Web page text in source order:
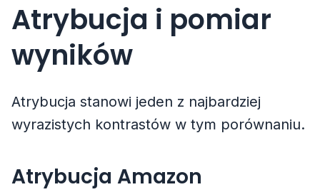
Atrybucja i pomiar
wyników
Atrybucja stanowi jeden z najbardziej
wyrazistych kontrastów w tym porównaniu.
Atrybucja Amazon